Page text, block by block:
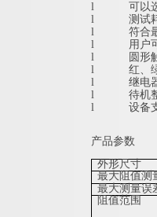
l
可以
l
测试
l
符合
l
用户
l
圆形
l
红、
l
继电
l
待机
l
设备
产品参数
外形尺寸
最大阻值测
最大测量误
阻值范围